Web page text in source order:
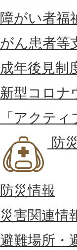
障がい者福
がん患者等
成年後見制
新型コロナ
「アクテ
防
防災情報
災害関連情
避難場所・